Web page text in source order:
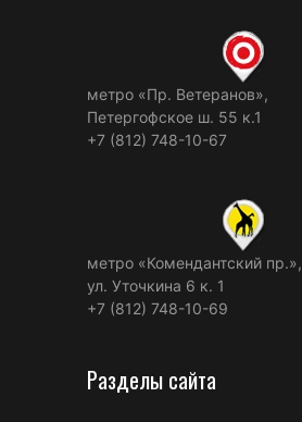
метро «Пр. Ветеранов»,
Петергофское ш. 55 к.1
+7 (812) 748-10-67
метро «Комендантский пр.»,
ул. Уточкина 6 к. 1
+7 (812) 748-10-69
Разделы сайта